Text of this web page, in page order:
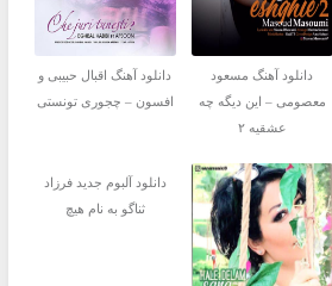
دانلود آهنگ مسعود
معصومی – این دیگه چه
عشقیه ۲
دانلود آهنگ اقبال حبیبی و
افسون – چجوری تونستی
دانلود آلبوم جدید فرزاد
ثناگو به نام هیچ